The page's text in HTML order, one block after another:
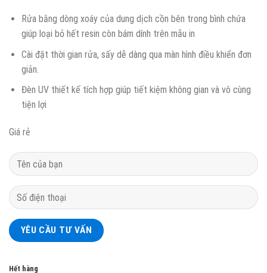
Rửa bằng dòng xoáy của dung dịch cồn bên trong bình chứa
giúp loại bỏ hết resin còn bám dính trên mẫu in
Cài đặt thời gian rửa, sấy dễ dàng qua màn hình điều khiển đơn
giản.
Đèn UV thiết kế tích hợp giúp tiết kiệm không gian và vô cùng
tiện lợi
Giá rẻ
Hết hàng